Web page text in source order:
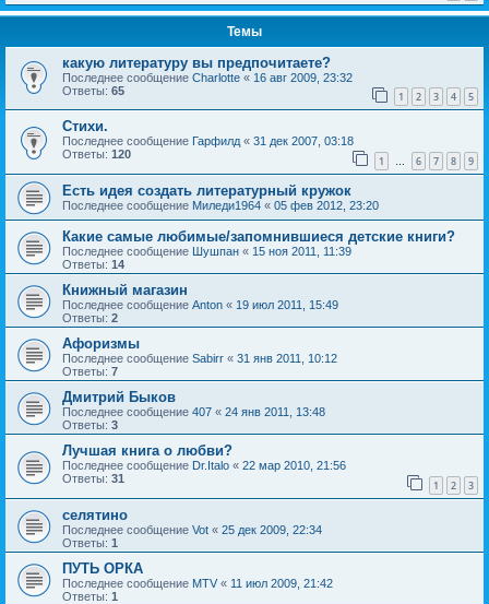
Темы
какую литературу вы предпочитаете?
Последнее сообщение Charlotte « 16 авг 2009, 23:32
Ответы: 65 1 2 3 4 5
Стихи.
Последнее сообщение Гарфилд « 31 дек 2007, 03:18
Ответы: 120 1 … 6 7 8 9
Есть идея создать литературный кружок
Последнее сообщение Миледи1964 « 05 фев 2012, 23:20
Какие самые любимые/запомнившиеся детские книги?
Последнее сообщение Шушпан « 15 ноя 2011, 11:39
Ответы: 14
Книжный магазин
Последнее сообщение Anton « 19 июл 2011, 15:49
Ответы: 2
Афоризмы
Последнее сообщение Sabirr « 31 янв 2011, 10:12
Ответы: 7
Дмитрий Быков
Последнее сообщение 407 « 24 янв 2011, 13:48
Ответы: 3
Лучшая книга о любви?
Последнее сообщение Dr.Italo « 22 мар 2010, 21:56
Ответы: 31 1 2 3
селятино
Последнее сообщение Vot « 25 дек 2009, 22:34
Ответы: 1
ПУТЬ ОРКА
Последнее сообщение MTV « 11 июл 2009, 21:42
Ответы: 1